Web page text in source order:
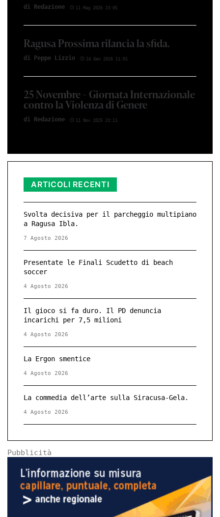
di Red­azio­ne 11 Mag 2026 23:05
Ragusa Prossima rilancia la sfida.
di Peppe Li­z­zio 24 Gen 2026 11:01
25 Novembre – Giornata Internazionale
contro la Violenza di Genere
di Red­azio­ne 11 Nov 2025 23:11
ARTICOLI RECENTI
Svolta decisiva per il parcheggio multipiano
a Ragusa Ibla.
7 Agosto 2026
Presentate le Finali Scudetto di beach
soccer
4 Agosto 2026
Il gioco si fa duro. Il PD denuncia
incarichi per 7,5 milioni
4 Agosto 2026
La Ergon smentice
4 Agosto 2026
La commedia dell’arte sulla Siracusa-Gela.
4 Agosto 2026
Pubblicità